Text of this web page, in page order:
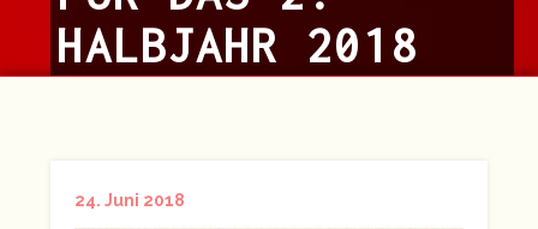
HALBJAHR 2018
24. Juni 2018